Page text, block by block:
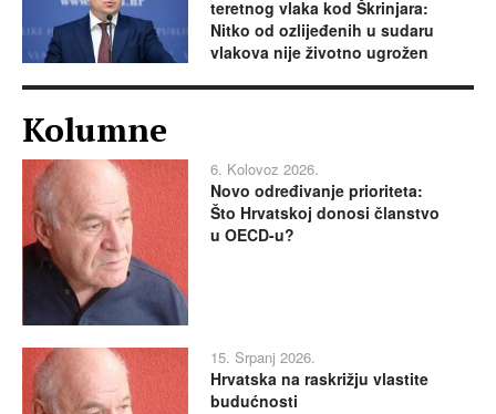
teretnog vlaka kod Škrinjara:
Nitko od ozlijeđenih u sudaru
vlakova nije životno ugrožen
Kolumne
6. Kolovoz 2026.
Novo određivanje prioriteta:
Što Hrvatskoj donosi članstvo
u OECD-u?
15. Srpanj 2026.
Hrvatska na raskrižju vlastite
budućnosti